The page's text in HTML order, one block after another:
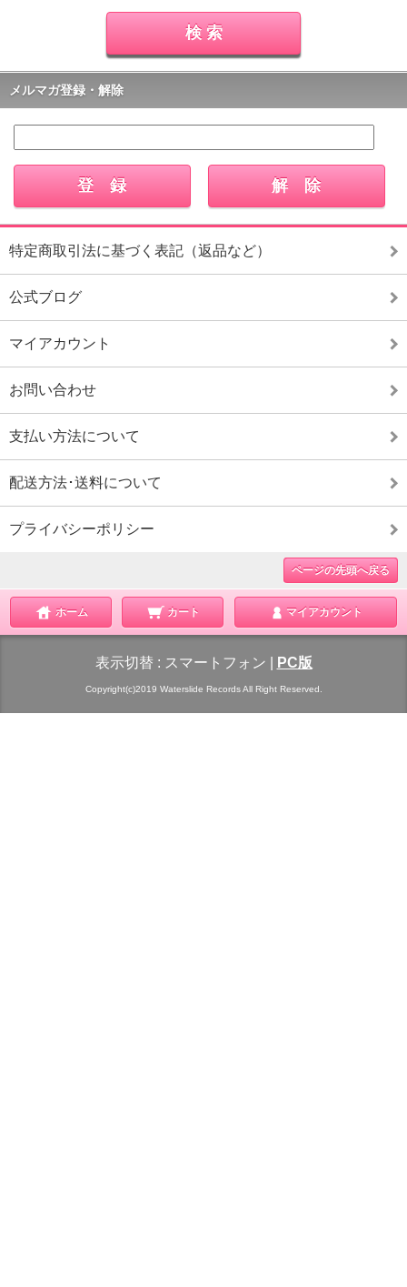
メルマガ登録・解除
特定商取引法に基づく表記（返品など）
公式ブログ
マイアカウント
お問い合わせ
支払い方法について
配送方法･送料について
プライバシーポリシー
ページの先頭へ戻る
ホーム カート マイアカウント
表示切替 : スマートフォン PC版
Copyright(c)2019 Waterslide Records All Right Reserved.